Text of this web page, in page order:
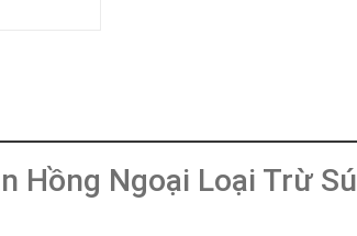
THÔNG
Faster
Hồng Ngoại Loại Trừ